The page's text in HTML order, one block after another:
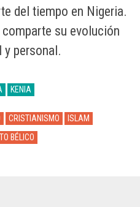
del tiempo en Nigeria.
su evolución
personal.
KENIA
CRISTIANISMO
ISLAM
BÉLICO